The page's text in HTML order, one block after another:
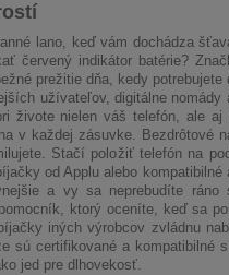
lano, keď vám dochádza
červený indikátor batérie?
prežitie dňa, kedy
užívateľov, digitálne
živote nielen váš telefón, ale
v každej zásuvke. Bezdrôtové
Stačí položiť telefón na
od Applu alebo
a vy sa neprebudíte
ktorý oceníte, keď sa
iných výrobcov zvládnu
sú certifikované a kompatibilné
jed pre dlhovekosť.